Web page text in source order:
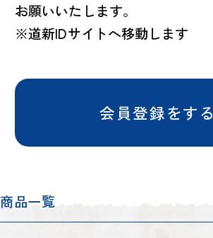
お願いいたします。
※道新IDサイトへ移動します
会員登録をする
商品一覧